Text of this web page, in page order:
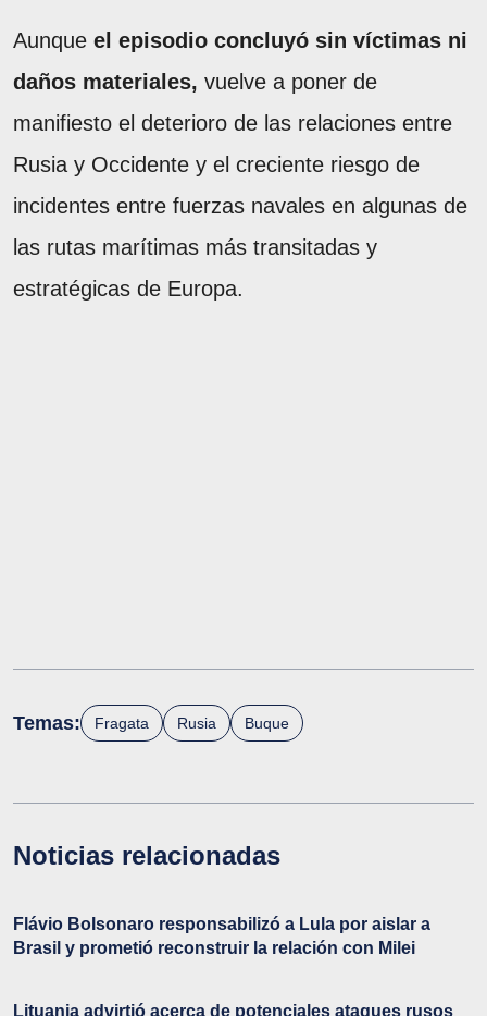
Aunque el episodio concluyó sin víctimas ni
daños materiales, vuelve a poner de
manifiesto el deterioro de las relaciones entre
Rusia y Occidente y el creciente riesgo de
incidentes entre fuerzas navales en algunas de
las rutas marítimas más transitadas y
estratégicas de Europa.
Temas: Fragata Rusia Buque
Noticias relacionadas
Flávio Bolsonaro responsabilizó a Lula por aislar a
Brasil y prometió reconstruir la relación con Milei
Lituania advirtió acerca de potenciales ataques rusos